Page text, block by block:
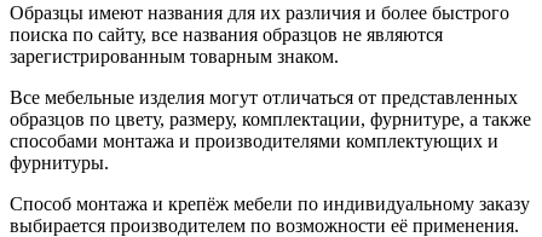
Образцы имеют названия для их различия и более быстрого
поиска по сайту, все названия образцов не являются
зарегистрированным товарным знаком.
Все мебельные изделия могут отличаться от представленных
образцов по цвету, размеру, комплектации, фурнитуре, а также
способами монтажа и производителями комплектующих и
фурнитуры.
Способ монтажа и крепёж мебели по индивидуальному заказу
выбирается производителем по возможности её применения.